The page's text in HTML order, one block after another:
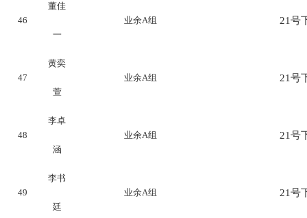
46
董佳
一
业余A组 21号
47
黄奕
萱
业余A组 21号
48
李卓
涵
业余A组 21号
49
李书
廷
业余A组 21号